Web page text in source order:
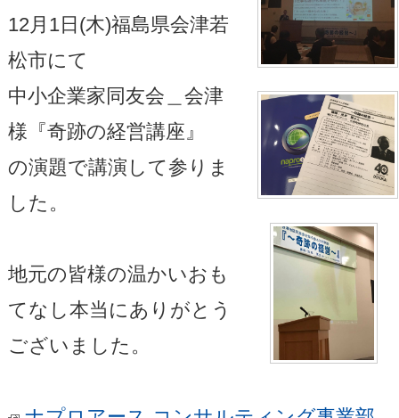
12月1日(木)福島県会津若
松市にて
中小企業家同友会＿会津
様『奇跡の経営講座』
の演題で講演して参りま
した。
地元の皆様の温かいおも
てなし本当にありがとう
ございました。